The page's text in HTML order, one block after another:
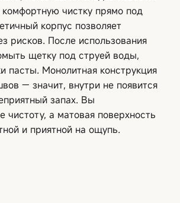
комфортную чистку прямо под
корпус позволяет
рисков. После использования
щетку под струей воды,
пасты. Монолитная конструкция
— значит, внутри не появится
запах. Вы
чистоту, а матовая поверхность
и приятной на ощупь.